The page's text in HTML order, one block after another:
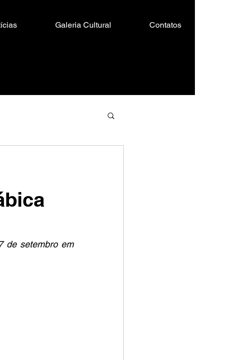
Galeria Cultural Contatos
de setembro em